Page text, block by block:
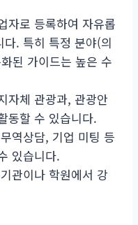
자로 등록하여 자유롭
. 특히 특정 분야(의
된 가이드는 높은 수
자체 관광과, 관광안
동할 수 있습니다.
역상담, 기업 미팅 등
있습니다.
관이나 학원에서 강